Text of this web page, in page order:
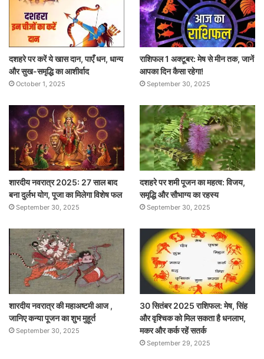
दशहरे पर करें ये खास दान, पाएँ धन, धान्य
और सुख-समृद्धि का आशीर्वाद
October 1, 2025
राशिफल 1 अक्टूबर: मेष से मीन तक, जानें
आपका दिन कैसा रहेगा!
September 30, 2025
शारदीय नवरात्र 2025: 27 साल बाद
बना दुर्लभ योग, पूजा का मिलेगा विशेष फल
September 30, 2025
दशहरे पर शमी पूजन का महत्व: विजय,
समृद्धि और सौभाग्य का रहस्य
September 30, 2025
शारदीय नवरात्र की महाअष्टमी आज ,
जानिए कन्या पूजन का शुभ मुहूर्त
September 30, 2025
30 सितंबर 2025 राशिफल: मेष, सिंह
और वृश्चिक को मिल सकता है धनलाभ,
मकर और कर्क रहें सतर्क
September 29, 2025